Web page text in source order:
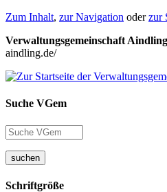
Zum Inhalt, zur Navigation oderzur
Verwaltungsgemeinschaft Aindling
aindling.de/
Suche VGem
suchen
Schriftgröße